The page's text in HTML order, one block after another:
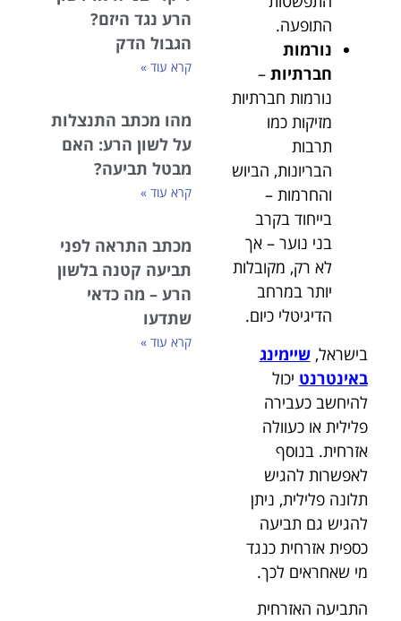
התופעה.
נורמות
חברתיות –
נורמות חברתיות
מזיקות כמו
תרבות
הבריונות, הביוש
והחרמות –
בייחוד בקרב
בני נוער – אך
לא רק, מקובלות
יותר במרחב
הדיגיטלי כיום.
בישראל,שיימינג
באינטרנט יכול
להיחשב כעבירה
פלילית או כעוולה
אזרחית. בנוסף
לאפשרות להגיש
תלונה פלילית, ניתן
להגיש גם תביעה
כספית אזרחית כנגד
מי שאחראים לכך.
התביעה האזרחית
הרע נגד היזם?
הגבול הדק
קרא עוד »
מהו מכתב התנצלות
על לשון הרע: האם
מבטל תביעה?
קרא עוד »
מכתב התראה לפני
תביעה קטנה בלשון
הרע – מה כדאי
שתדעו
קרא עוד »